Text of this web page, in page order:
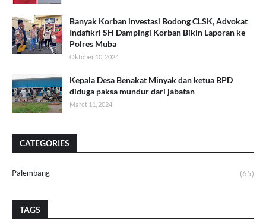
Banyak Korban investasi Bodong CLSK, Advokat
Indafikri SH Dampingi Korban Bikin Laporan ke
Polres Muba
Oktober 10, 2024
Kepala Desa Benakat Minyak dan ketua BPD
diduga paksa mundur dari jabatan
Maret 11, 2024
CATEGORIES
Palembang (65)
TAGS